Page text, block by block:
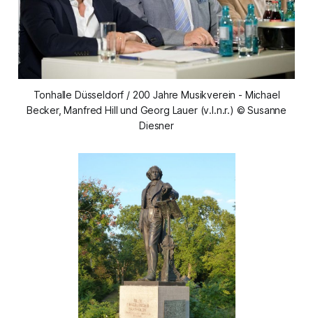
Tonhalle Düsseldorf / 200 Jahre Musikverein - Michael
Becker, Manfred Hill und Georg Lauer (v.l.n.r.) © Susanne
Diesner